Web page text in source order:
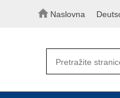
Naslovna